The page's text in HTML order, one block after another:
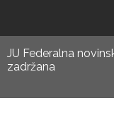
JU Federalna
zadržana